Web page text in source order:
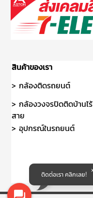
สินค้าของเรา
> กล้องติดรถยนต์
> กล้องวงจรปิดติดบ้านไร้
สาย
> อุปกรณ์ในรถยนต์
ติดต่อเรา คลิกเลย!